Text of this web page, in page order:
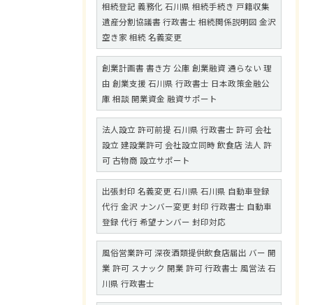
相続登記 義務化 石川県 相続手続き 戸籍収集
遺産分割協議書 行政書士 相続関係説明図 金沢
空き家 相続 名義変更
創業計画書 書き方 公庫 創業融資 通らない 理
由 創業支援 石川県 行政書士 日本政策金融公
庫 相談 開業資金 融資サポート
法人設立 許可前提 石川県 行政書士 許可 会社
設立 建設業許可 会社設立同時 飲食店 法人 許
可 古物商 設立サポート
出張封印 名義変更 石川県 石川県 自動車登録
代行 金沢 ナンバー変更 封印 行政書士 自動車
登録 代行 希望ナンバー 封印対応
風俗営業許可 深夜酒類提供飲食店届出 バー 開
業 許可 スナック 開業 許可 行政書士 風営法 石
川県 行政書士